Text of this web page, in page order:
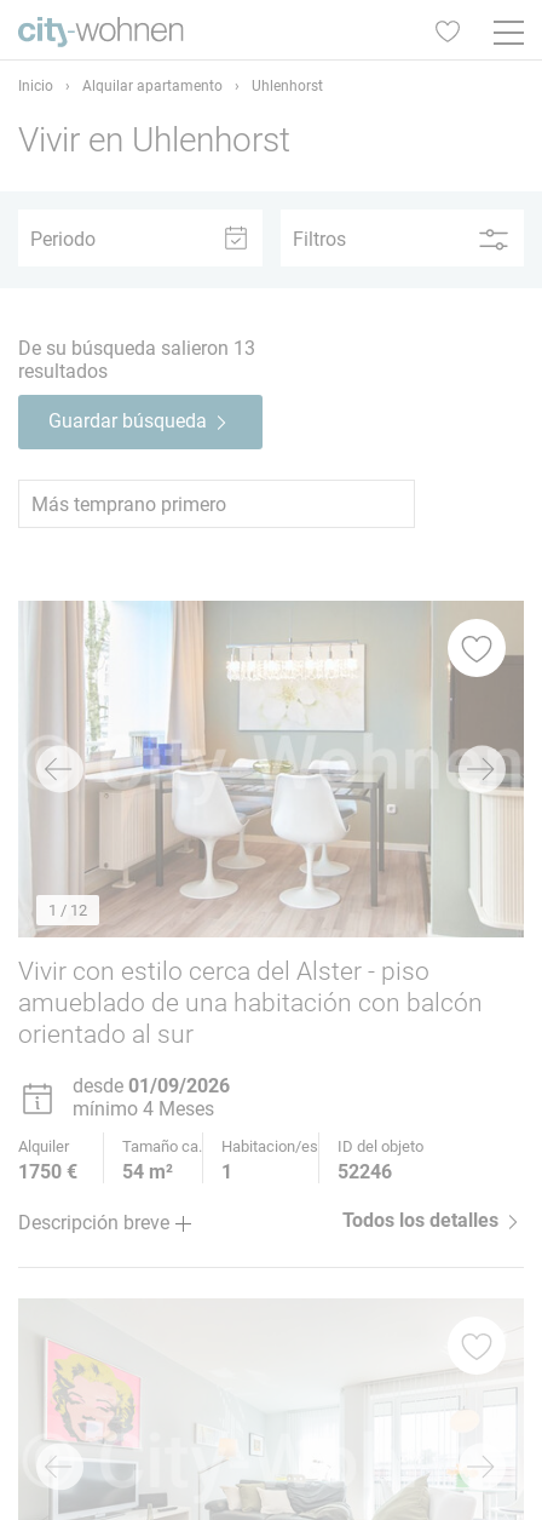
Inicio › Alquilar apartamento › Uhlenhorst
Vivir en Uhlenhorst
Periodo Filtros
1 2 3 4 5+
2 3 4
TV 12
Lavavajillas 13
Balcón/jardín
Ascensor
Aparcamiento
Internet 13
Sólo no fumadores 13
Perros permitidos
Gatos permitidos 1
De su búsqueda salieron 13
resultados
Guardar búsqueda
1 / 12
Vivir con estilo cerca del Alster - piso
amueblado de una habitación con balcón
orientado al sur
desde 01/09/2026
mínimo 4 Meses
Alquiler Tamaño ca. Habitacion/es ID del objeto
1750 € 54 m² 1 52246
Descripción breve Todos los detalles